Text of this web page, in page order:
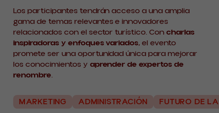
Los participantes tendrán acceso a una amplia
gama de temas relevantes e innovadores
relacionados con el sector turístico. Concharlas
inspiradoras y enfoques variados, el evento
promete ser una oportunidad única para mejorar
los conocimientos y aprender de expertos de
renombre.
MARKETING ADMINISTRACIÓN FUTURO DE